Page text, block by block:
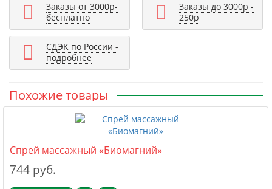
Заказы от 3000р-
бесплатно
Заказы до 3000р -
250р
СДЭК по России -
подробнее
Похожие товары
Спрей массажный «Биомагний»
744 руб.